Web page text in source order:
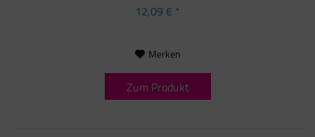
12,09 € *
Merken
Zum Produkt